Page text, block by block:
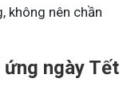
không nên chần
ngày Tết